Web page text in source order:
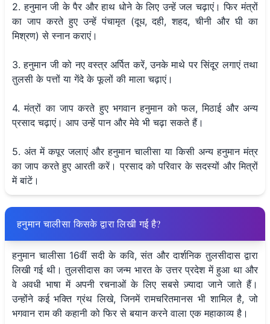
2. हनुमान जी के पैर और हाथ धोने के लिए उन्हें जल चढ़ाएं। फिर मंत्रों
का जाप करते हुए उन्हें पंचामृत (दूध, दही, शहद, चीनी और घी का
मिश्रण) से स्नान कराएं।
3. हनुमान जी को नए वस्त्र अर्पित करें, उनके माथे पर सिंदूर लगाएं तथा
तुलसी के पत्तों या गेंदे के फूलों की माला चढ़ाएं।
4. मंत्रों का जाप करते हुए भगवान हनुमान को फल, मिठाई और अन्य
प्रसाद चढ़ाएं। आप उन्हें पान और मेवे भी चढ़ा सकते हैं।
5. अंत में कपूर जलाएं और हनुमान चालीसा या किसी अन्य हनुमान मंत्र
का जाप करते हुए आरती करें। प्रसाद को परिवार के सदस्यों और मित्रों
में बांटें।
हनुमान चालीसा किसके द्वारा लिखी गई है?
हनुमान चालीसा 16वीं सदी के कवि, संत और दार्शनिक तुलसीदास द्वारा
लिखी गई थी। तुलसीदास का जन्म भारत के उत्तर प्रदेश में हुआ था और
वे अवधी भाषा में अपनी रचनाओं के लिए सबसे ज़्यादा जाने जाते हैं।
उन्होंने कई भक्ति ग्रंथ लिखे, जिनमें रामचरितमानस भी शामिल है, जो
भगवान राम की कहानी को फिर से बयान करने वाला एक महाकाव्य है।